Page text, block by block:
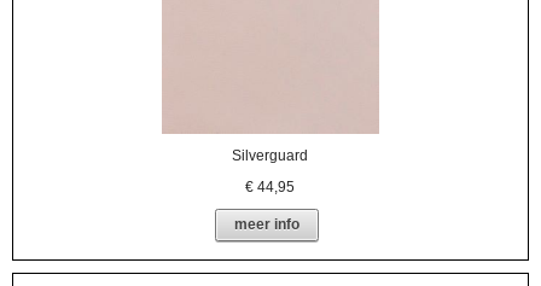
Silverguard
€44,95
meer info